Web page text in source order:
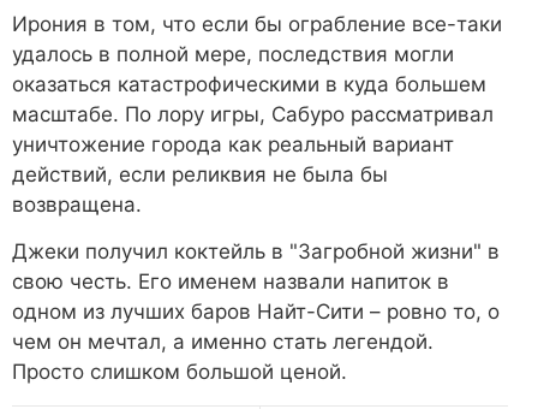
Ирония в том, что если бы ограбление все-таки
удалось в полной мере, последствия могли
оказаться катастрофическими в куда большем
масштабе. По лору игры, Сабуро рассматривал
уничтожение города как реальный вариант
действий, если реликвия не была бы
возвращена.
Джеки получил коктейль в "Загробной жизни" в
свою честь. Его именем назвали напиток в
одном из лучших баров Найт-Сити – ровно то, о
чем он мечтал, а именно стать легендой.
Просто слишком большой ценой.